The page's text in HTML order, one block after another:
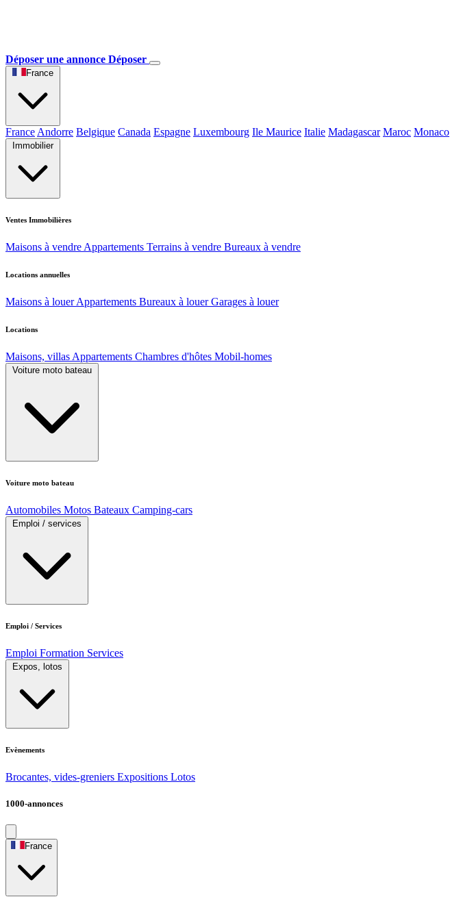
Déposer une annonce Déposer
France
France Andorre Belgique Canada Espagne Luxembourg Ile Maurice Italie Madagascar Maroc Monaco
Immobilier
Ventes Immobilières
Maisons à vendre Appartements Terrains à vendre Bureaux à vendre
Locations annuelles
Maisons à louer Appartements Bureaux à louer Garages à louer
Locations
Maisons, villas Appartements Chambres d'hôtes Mobil-homes
Voiture moto bateau
Voiture moto bateau
Automobiles Motos Bateaux Camping-cars
Emploi / services
Emploi / Services
Emploi Formation Services
Expos, lotos
Evènements
Brocantes, vides-greniers Expositions Lotos
1000-annonces
France